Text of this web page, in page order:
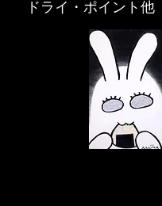
ドライ・ポイント他